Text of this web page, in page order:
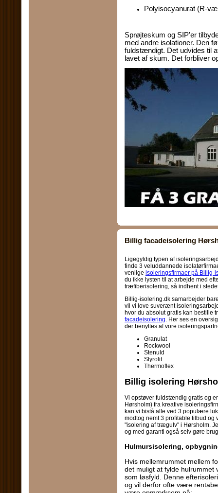
Polyisocyanurat (R-
Sprøjteskum og SIP'er
med andre isolationer. Den
fuldstændigt. Det udvides til
lavet af skum. Det forbliver
Billig facadeisolering
Ligegyldig typen af
finde 3 veluddannede
venlige isoleringsfirmaer på Billig-
du ikke lysten til at arbejde med
træfiberisolering, så indhent i
Billig-isolering.dk samarbejder
vil vi love suverænt
hvor du absolut gratis kan bestille
facadeisolering. Her ses en
der benyttes af vore
Granulat
Rockwool
Stenuld
Styrolit
Thermoflex
Billig isolering
Vi opstøver fuldstændig gratis og
Hørsholm) fra kreative
kan vi bistå alle ved 3 populære
modtog nemt 3 profitable tilbud og
"isolering af trægulv" i Hørsholm.
og med garanti også selv gøre
Hulmursisolering,
Hvis mellemrummet mellem
det muligt at fylde
som løsfyld. Denne
og vil derfor ofte være